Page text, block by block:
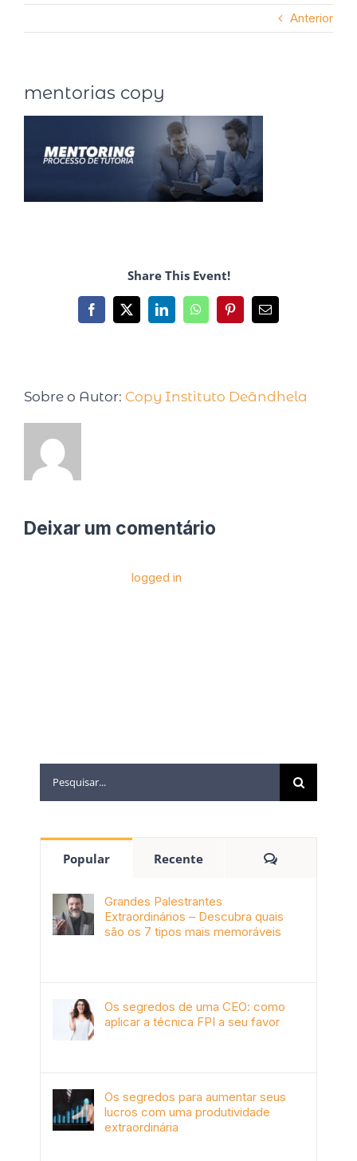
Anterior
mentorias copy
Share This Event!
Sobre o Autor: Copy Instituto Deândhela
Deixar um comentário
logged in
Popular Recente
Grandes Palestrantes
Extraordinários – Descubra quais
são os 7 tipos mais memoráveis
Os segredos de uma CEO: como
aplicar a técnica FPI a seu favor
Os segredos para aumentar seus
lucros com uma produtividade
extraordinária